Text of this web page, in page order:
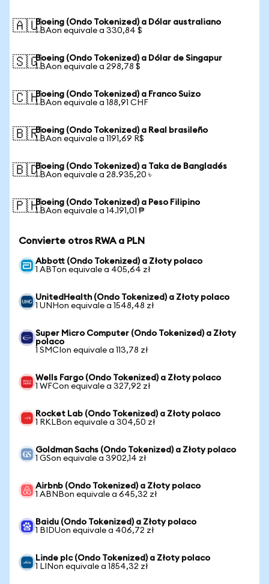
🇦🇺Boeing (Ondo Tokenized) a Dólar australiano
1 BAon equivale a 330,84 $
🇸🇬Boeing (Ondo Tokenized) a Dólar de Singapur
1 BAon equivale a 298,78 $
🇨🇭Boeing (Ondo Tokenized) a Franco Suizo
1 BAon equivale a 188,91 CHF
🇧🇷Boeing (Ondo Tokenized) a Real brasileño
1 BAon equivale a 1191,69 R$
🇧🇩Boeing (Ondo Tokenized) a Taka de Bangladés
1 BAon equivale a 28.935,20 ৳
🇵🇭Boeing (Ondo Tokenized) a Peso Filipino
1 BAon equivale a 14.191,01 ₱
Convierte otros RWA a PLN
Abbott (Ondo Tokenized) a Złoty polaco
1 ABTon equivale a 405,64 zł
UnitedHealth (Ondo Tokenized) a Złoty polaco
1 UNHon equivale a 1548,48 zł
Super Micro Computer (Ondo Tokenized) a Złoty
polaco
1 SMCIon equivale a 113,78 zł
Wells Fargo (Ondo Tokenized) a Złoty polaco
1 WFCon equivale a 327,92 zł
Rocket Lab (Ondo Tokenized) a Złoty polaco
1 RKLBon equivale a 304,50 zł
Goldman Sachs (Ondo Tokenized) a Złoty polaco
1 GSon equivale a 3902,14 zł
Airbnb (Ondo Tokenized) a Złoty polaco
1 ABNBon equivale a 645,32 zł
Baidu (Ondo Tokenized) a Złoty polaco
1 BIDUon equivale a 406,72 zł
Linde plc (Ondo Tokenized) a Złoty polaco
1 LINon equivale a 1854,32 zł